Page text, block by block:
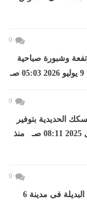
0
رطوبة مرتفعة وشبورة صباحية
0
الحديدية بتوفير
أماكن في رحلات...اليوم الأربعاء، 2 أبريل 2025 08:11 صـ منذ
0
بدء تلقى طلبات إحلال التوكتوك بالسيارة البديلة فى مدينة 6